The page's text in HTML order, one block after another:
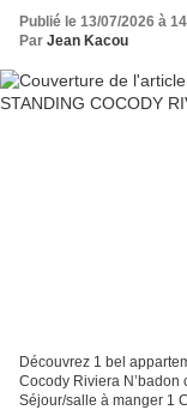
Publié le 13/07/2026 à
Par Jean Kacou
Découvrez 1 bel
Cocody Riviera N’badon
Séjour/salle à manger 1